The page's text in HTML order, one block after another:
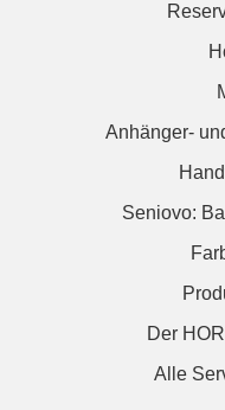
Anhänger-
Seniovo:
Der
Alle